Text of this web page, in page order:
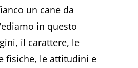
un cane da
in questo
il carattere, le
fisiche, le attitudini e